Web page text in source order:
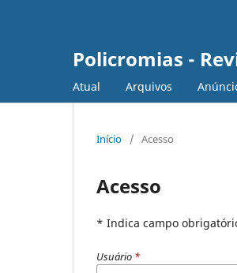
Policromias -
Atual Arquivos
Início / Acesso
Acesso
* Indica campo
Usuário *